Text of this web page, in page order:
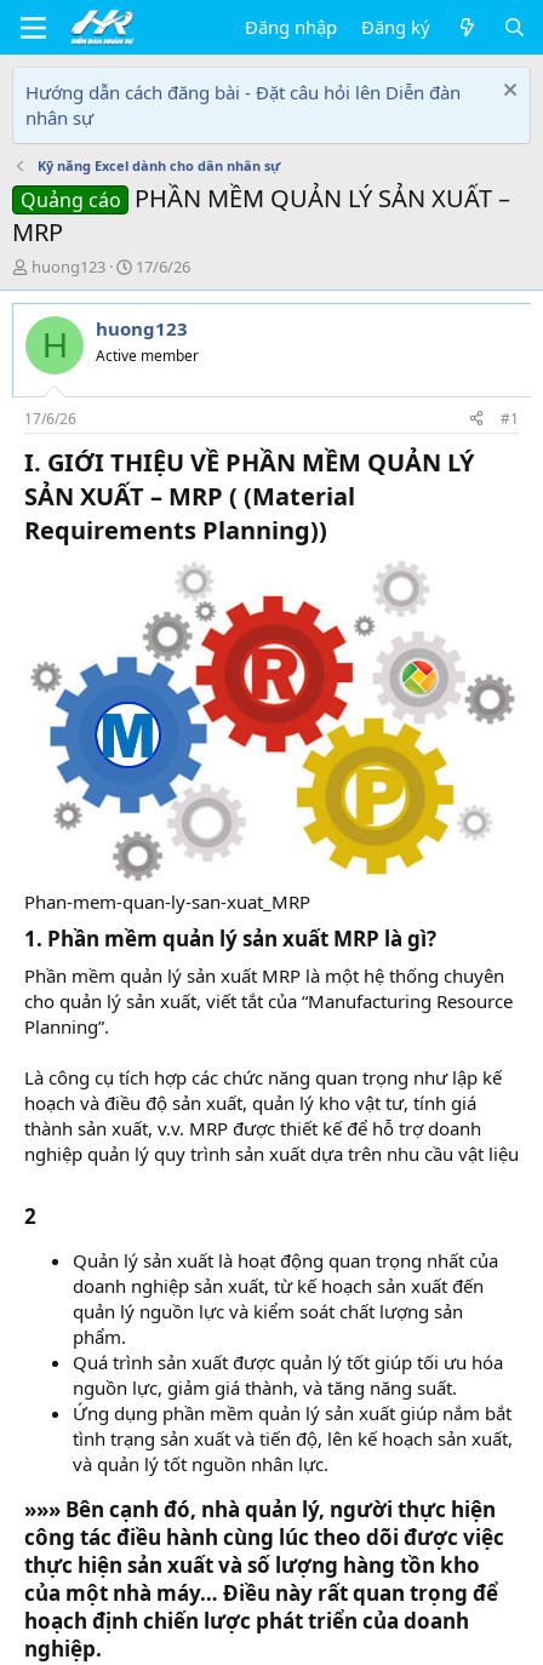
Đăng nhập Đăng ký
Hướng dẫn cách đăng bài - Đặt câu hỏi lên Diễn đàn
nhân sự
Kỹ năng Excel dành cho dân nhân sự
Quảng cáo
PHẦN MỀM QUẢN LÝ SẢN XUẤT –
MRP
T
h
r
e
d
s
t
a
r
t
e
r
huong123
N
g
à
y
g
i
17/6/26
H huong123
Active member
17/6/26 #1
I. GIỚI THIỆU VỀ PHẦN MỀM QUẢN LÝ
SẢN XUẤT – MRP ( (Material
Requirements Planning))
Phan-mem-quan-ly-san-xuat_MRP
1. Phần mềm quản lý sản xuất MRP là gì?
Phần mềm quản lý sản xuất MRP là một hệ thống chuyên
cho quản lý sản xuất, viết tắt của “Manufacturing Resource
Planning”.
Là công cụ tích hợp các chức năng quan trọng như lập kế
hoạch và điều độ sản xuất, quản lý kho vật tư, tính giá
thành sản xuất, v.v. MRP được thiết kế để hỗ trợ doanh
nghiệp quản lý quy trình sản xuất dựa trên nhu cầu vật liệu
2
Quản lý sản xuất là hoạt động quan trọng nhất của
doanh nghiệp sản xuất, từ kế hoạch sản xuất đến
quản lý nguồn lực và kiểm soát chất lượng sản
phẩm.
Quá trình sản xuất được quản lý tốt giúp tối ưu hóa
nguồn lực, giảm giá thành, và tăng năng suất.
Ứng dụng phần mềm quản lý sản xuất giúp nắm bắt
tình trạng sản xuất và tiến độ, lên kế hoạch sản xuất,
và quản lý tốt nguồn nhân lực.
»»» Bên cạnh đó, nhà quản lý, người thực hiện
công tác điều hành cùng lúc theo dõi được việc
thực hiện sản xuất và số lượng hàng tồn kho
của một nhà máy… Điều này rất quan trọng để
hoạch định chiến lược phát triển của doanh
nghiệp.​